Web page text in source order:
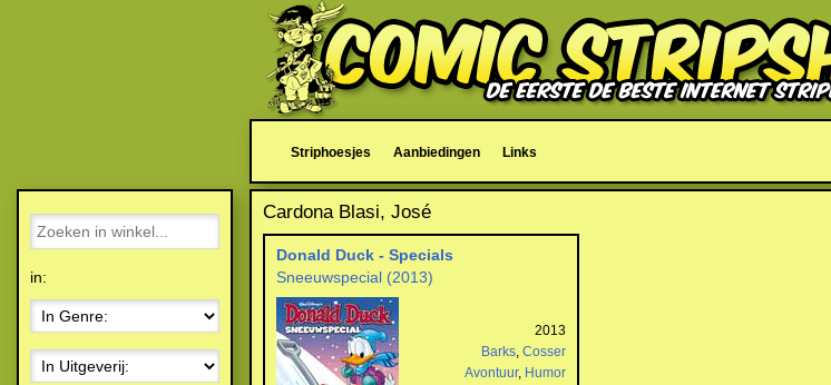
Striphoesjes Aanbiedingen Links
Cardona Blasi, José
Donald Duck - Specials
Sneeuwspecial (2013)
2013
Barks, Cosser
Avontuur, Humor
in: